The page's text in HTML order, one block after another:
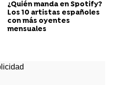
¿Quién manda en Spotify?
Los 10 artistas españoles
con más oyentes
mensuales